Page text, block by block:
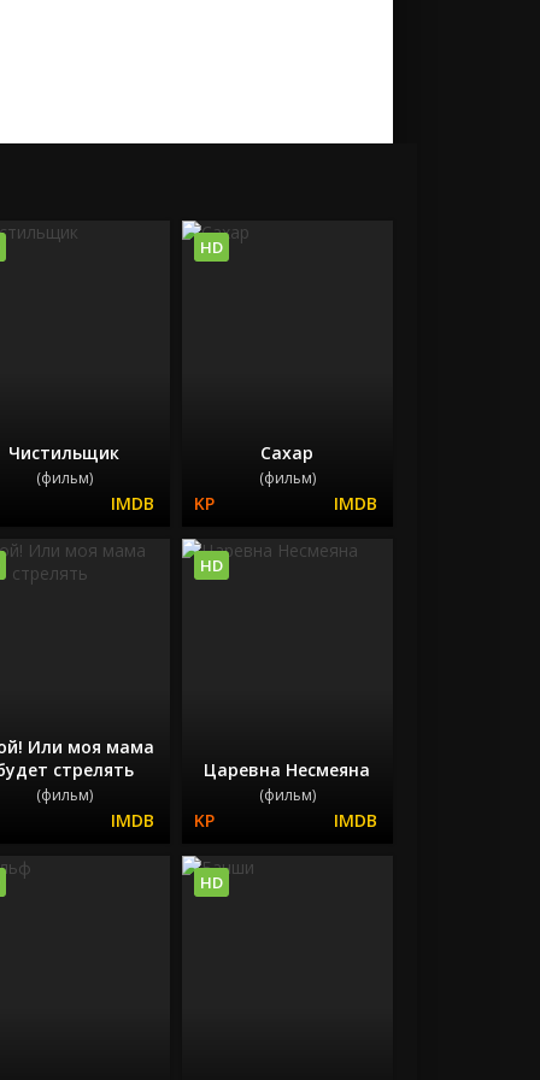
Чистильщик
(фильм)
Сахар
(фильм)
HD
Или моя мама
стрелять
(фильм)
Царевна Несмеяна
(фильм)
HD
HD